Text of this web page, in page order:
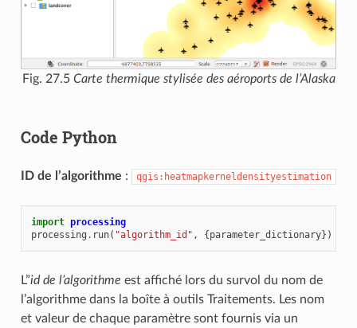
Fig. 27.5 Carte thermique stylisée des aéroports de l’Alaska
Code Python
ID de l’algorithme : qgis:heatmapkerneldensityestimation
import processing
processing . run( "algorithm_id" , { parameter_dictionary})
L”id de l’algorithme est affiché lors du survol du nom de
l’algorithme dans la boîte à outils Traitements. Les nom
et valeur de chaque paramètre sont fournis via un